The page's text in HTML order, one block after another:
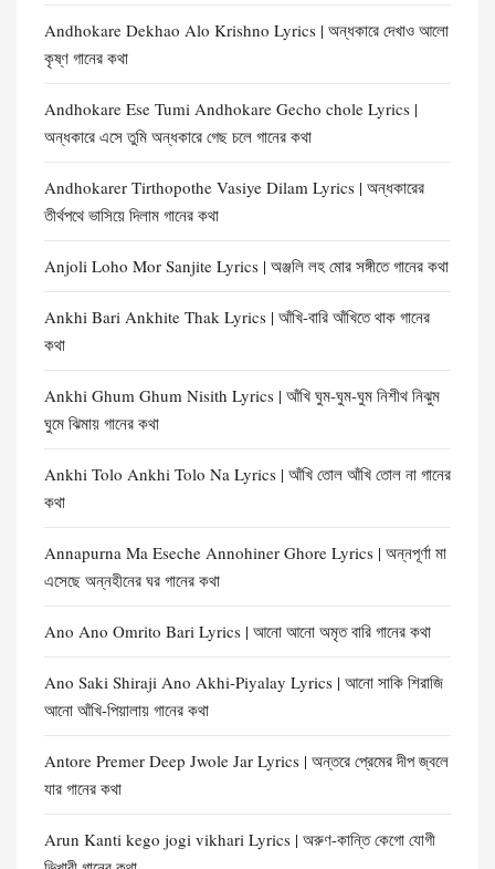
Andhokare Dekhao Alo Krishno Lyrics | অন্ধকারে দেখাও আলো
কৃষ্ণ গানের কথা
Andhokare Ese Tumi Andhokare Gecho chole Lyrics |
অন্ধকারে এসে তুমি অন্ধকারে গেছ চলে গানের কথা
Andhokarer Tirthopothe Vasiye Dilam Lyrics | অন্ধকারের
তীর্থপথে ভাসিয়ে দিলাম গানের কথা
Anjoli Loho Mor Sanjite Lyrics | অঞ্জলি লহ মোর সঙ্গীতে গানের কথা
Ankhi Bari Ankhite Thak Lyrics | আঁখি-বারি আঁখিতে থাক গানের
কথা
Ankhi Ghum Ghum Nisith Lyrics | আঁখি ঘুম-ঘুম-ঘুম নিশীথ নিঝুম
ঘুমে ঝিমায় গানের কথা
Ankhi Tolo Ankhi Tolo Na Lyrics | আঁখি তোল আঁখি তোল না গানের
কথা
Annapurna Ma Eseche Annohiner Ghore Lyrics | অন্নপূর্ণা মা
এসেছে অন্নহীনের ঘর গানের কথা
Ano Ano Omrito Bari Lyrics | আনো আনো অমৃত বারি গানের কথা
Ano Saki Shiraji Ano Akhi-Piyalay Lyrics | আনো সাকি শিরাজি
আনো আঁখি-পিয়ালায় গানের কথা
Antore Premer Deep Jwole Jar Lyrics | অন্তরে প্রেমের দীপ জ্বলে
যার গানের কথা
Arun Kanti kego jogi vikhari Lyrics | অরুণ-কান্তি কেগো যোগী